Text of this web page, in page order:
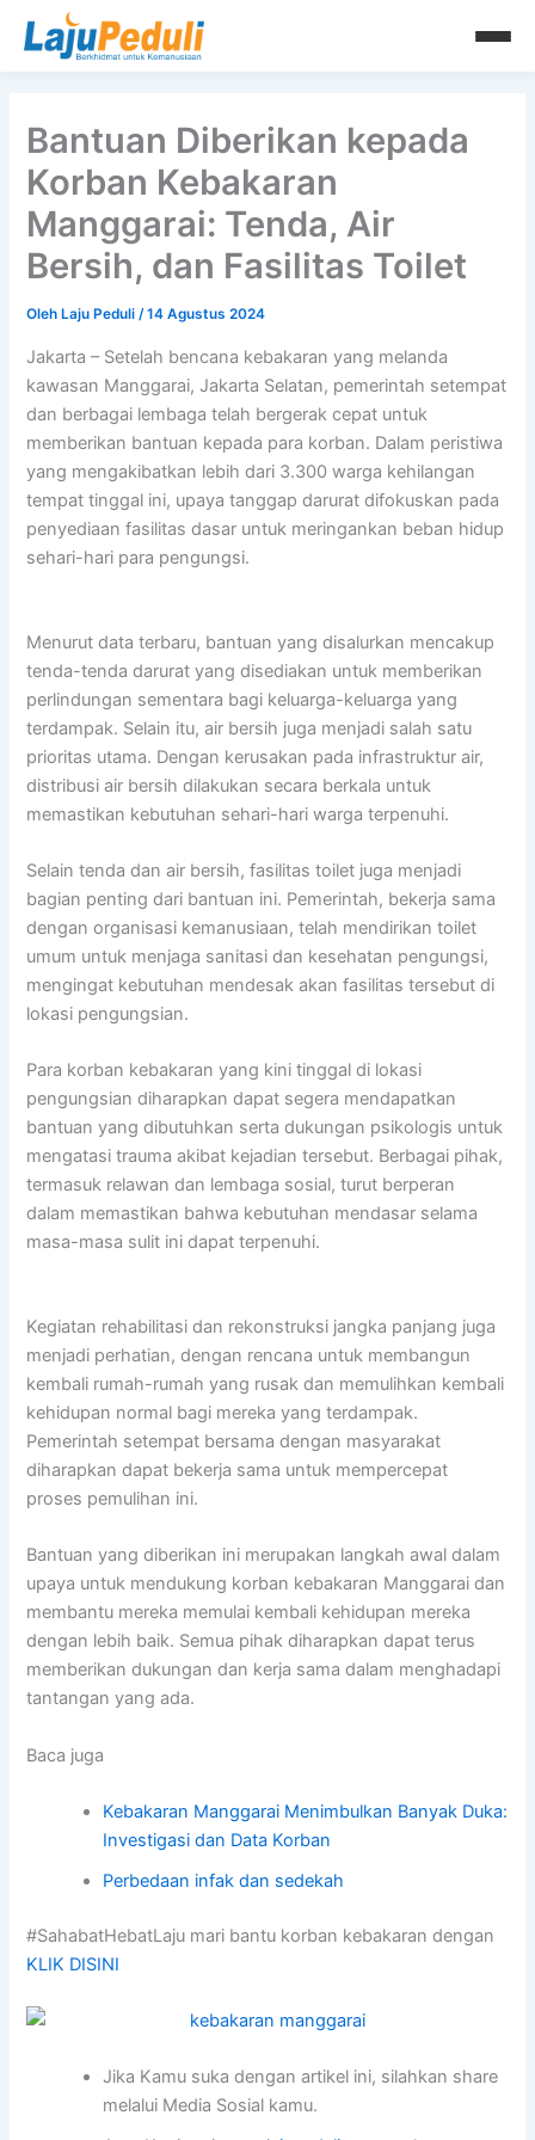
Bantuan Diberikan kepada
Korban Kebakaran
Manggarai: Tenda, Air
Bersih, dan Fasilitas Toilet
Oleh Laju Peduli/14 Agustus 2024
Jakarta – Setelah bencana kebakaran yang melanda
kawasan Manggarai, Jakarta Selatan, pemerintah setempat
dan berbagai lembaga telah bergerak cepat untuk
memberikan bantuan kepada para korban. Dalam peristiwa
yang mengakibatkan lebih dari 3.300 warga kehilangan
tempat tinggal ini, upaya tanggap darurat difokuskan pada
penyediaan fasilitas dasar untuk meringankan beban hidup
sehari-hari para pengungsi.
Menurut data terbaru, bantuan yang disalurkan mencakup
tenda-tenda darurat yang disediakan untuk memberikan
perlindungan sementara bagi keluarga-keluarga yang
terdampak. Selain itu, air bersih juga menjadi salah satu
prioritas utama. Dengan kerusakan pada infrastruktur air,
distribusi air bersih dilakukan secara berkala untuk
memastikan kebutuhan sehari-hari warga terpenuhi.
Selain tenda dan air bersih, fasilitas toilet juga menjadi
bagian penting dari bantuan ini. Pemerintah, bekerja sama
dengan organisasi kemanusiaan, telah mendirikan toilet
umum untuk menjaga sanitasi dan kesehatan pengungsi,
mengingat kebutuhan mendesak akan fasilitas tersebut di
lokasi pengungsian.
Para korban kebakaran yang kini tinggal di lokasi
pengungsian diharapkan dapat segera mendapatkan
bantuan yang dibutuhkan serta dukungan psikologis untuk
mengatasi trauma akibat kejadian tersebut. Berbagai pihak,
termasuk relawan dan lembaga sosial, turut berperan
dalam memastikan bahwa kebutuhan mendasar selama
masa-masa sulit ini dapat terpenuhi.
Kegiatan rehabilitasi dan rekonstruksi jangka panjang juga
menjadi perhatian, dengan rencana untuk membangun
kembali rumah-rumah yang rusak dan memulihkan kembali
kehidupan normal bagi mereka yang terdampak.
Pemerintah setempat bersama dengan masyarakat
diharapkan dapat bekerja sama untuk mempercepat
proses pemulihan ini.
Bantuan yang diberikan ini merupakan langkah awal dalam
upaya untuk mendukung korban kebakaran Manggarai dan
membantu mereka memulai kembali kehidupan mereka
dengan lebih baik. Semua pihak diharapkan dapat terus
memberikan dukungan dan kerja sama dalam menghadapi
tantangan yang ada.
Baca juga
Kebakaran Manggarai Menimbulkan Banyak Duka:
Investigasi dan Data Korban
Perbedaan infak dan sedekah
#SahabatHebatLaju mari bantu korban kebakaran dengan
KLIK DISINI
Jika Kamu suka dengan artikel ini, silahkan share
melalui Media Sosial kamu.